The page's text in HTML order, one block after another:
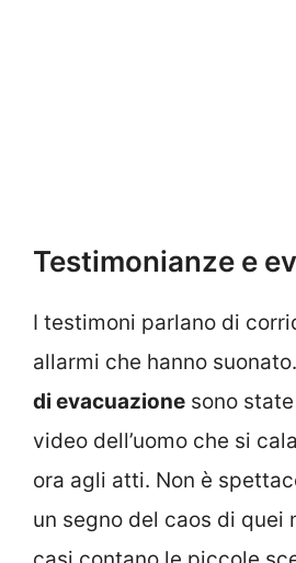
Testimonianze e
I testimoni parlano di
allarmi che hanno
di evacuazione sono
video dell’uomo che si
ora agli atti. Non è
un segno del caos di quei